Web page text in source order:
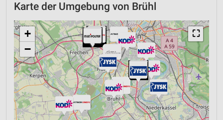
Karte der Umgebung von Brühl
⛶
+
−